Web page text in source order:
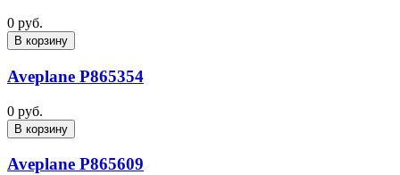
0 руб.
В корзину
Aveplane P865354
0 руб.
В корзину
Aveplane P865609